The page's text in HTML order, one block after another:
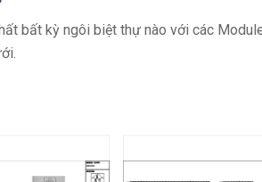
bất kỳ ngôi biệt thự nào với các